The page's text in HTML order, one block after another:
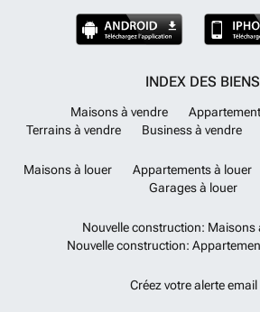
INDEX DES BIENS
Maisons à vendre
Terrains à vendre
Business à vendre
Maisons à louer Appartements à louer
Garages à louer
Nouvelle construction: Maisons
Nouvelle construction:
Créez votre alerte email